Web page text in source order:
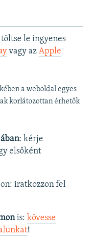
le ingyenes
vagy az Apple
a weboldal egyes
korlátozottan érhetők
: kérje
elsőként
iratkozzon fel
is: kövesse
! ​